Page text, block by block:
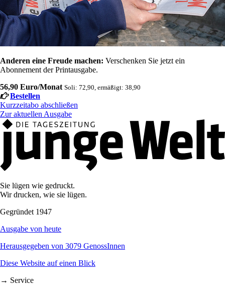
Anderen eine Freude machen: Verschenken Sie jetzt ein
Abonnement der Printausgabe.
56,90 Euro/Monat Soli: 72,90, ermäßigt: 38,90
Bestellen
Kurzzeitabo abschließen
Zur aktuellen Ausgabe
Sie lügen wie gedruckt.
Wir drucken, wie sie lügen.
Gegründet 1947
Ausgabe von heute
Herausgegeben von 3079 GenossInnen
Diese Website auf einen Blick
→ Service